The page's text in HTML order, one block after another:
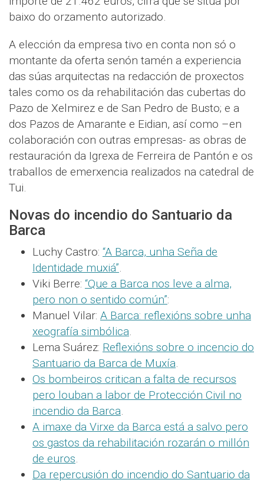
baixo do orzamento autorizado.
A elección da empresa tivo en conta non só o
montante da oferta senón tamén a experiencia
das súas arquitectas na redacción de proxectos
tales como os da rehabilitación das cubertas do
Pazo de Xelmirez e de San Pedro de Busto; e a
dos Pazos de Amarante e Eidian, así como –en
colaboración con outras empresas- as obras de
restauración da Igrexa de Ferreira de Pantón e os
traballos de emerxencia realizados na catedral de
Tui.
Novas do incendio do Santuario da
Barca
Luchy Castro: “A Barca, unha Seña de
Identidade muxiá”.
Viki Berre: “Que a Barca nos leve a alma,
pero non o sentido común”:
Manuel Vilar: A Barca: reflexións sobre unha
xeografía simbólica.
Lema Suárez: Reflexións sobre o incencio do
Santuario da Barca de Muxía.
Os bombeiros critican a falta de recursos
pero louban a labor de Protección Civil no
incendio da Barca.
A imaxe da Virxe da Barca está a salvo pero
os gastos da rehabilitación rozarán o millón
de euros.
Da repercusión do incendio do Santuario da